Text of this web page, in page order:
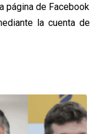
página de Facebook
la cuenta de